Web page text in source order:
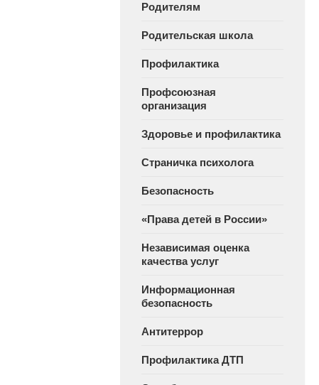
Родителям
Родительская школа
Профилактика
Профсоюзная
организация
Здоровье и профилактика
Страничка психолога
Безопасность
«Права детей в России»
Независимая оценка
качества услуг
Информационная
безопасность
Антитеррор
Профилактика ДТП